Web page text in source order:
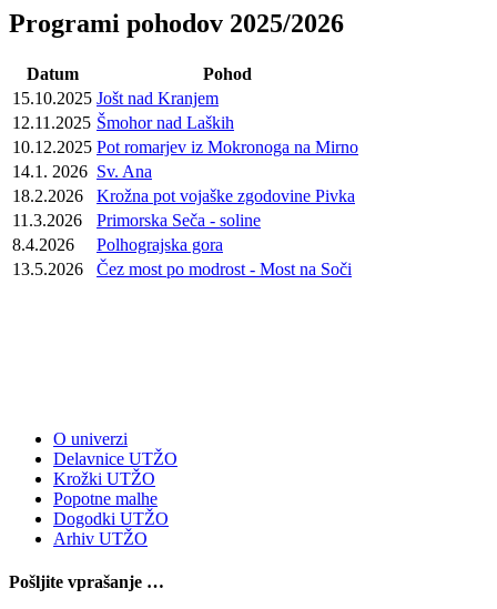
Programi pohodov 2025/2026
Datum
Pohod
15.10.2025 Jošt nad Kranjem
12.11.2025 Šmohor nad Laških
10.12.2025 Pot romarjev iz Mokronoga na Mirno
14.1. 2026 Sv. Ana
18.2.2026
Krožna pot vojaške zgodovine Pivka
11.3.2026
Primorska Seča - soline
8.4.2026
Polhograjska gora
13.5.2026
Čez most po modrost - Most na Soči
O univerzi
Delavnice UTŽO
Krožki UTŽO
Popotne malhe
Dogodki UTŽO
Arhiv UTŽO
Pošljite vprašanje …